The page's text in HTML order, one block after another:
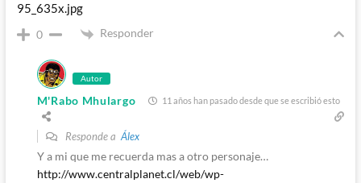
95_635x.jpg
0 Responder
Autor
M'Rabo Mhulargo 11 años han pasado desde que se escribió esto
Responde a Álex
Y a mi que me recuerda mas a otro personaje…
http://www.centralplanet.cl/web/wp-